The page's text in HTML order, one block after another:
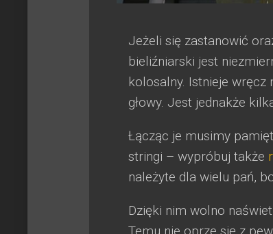
Jeżeli się zastanowić
bieliźniarski jest
kolosalny. Istnieje
głowy. Jest jednakże
Łącząc je musimy
stringi – wypróbuj także
należyte dla wielu pań,
Dzięki nim wolno
Temu nie oprze się z